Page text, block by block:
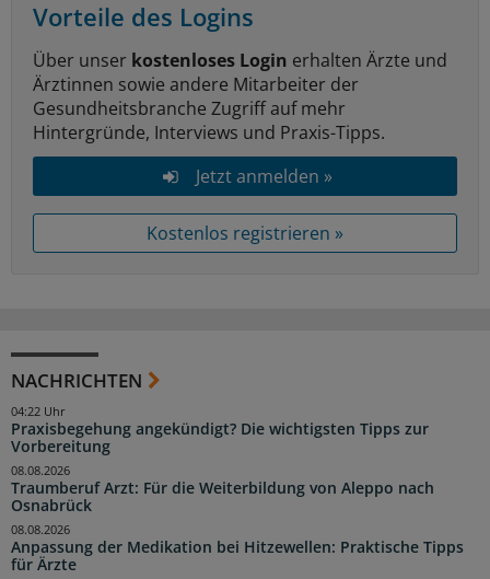
Vorteile des Logins
Über unser kostenloses Login erhalten Ärzte und
Ärztinnen sowie andere Mitarbeiter der
Gesundheitsbranche Zugriff auf mehr
Hintergründe, Interviews und Praxis-Tipps.
Jetzt anmelden »
Kostenlos registrieren »
NACHRICHTEN
Praxisbegehung angekündigt? Die wichtigsten Tipps zur
Vorbereitung
04:22 Uhr
Traumberuf Arzt: Für die Weiterbildung von Aleppo nach
Osnabrück
08.08.2026
Anpassung der Medikation bei Hitzewellen: Praktische Tipps
für Ärzte
08.08.2026